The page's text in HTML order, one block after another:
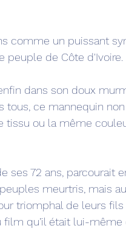
comme un puissant
de Côte d'Ivoire.
dans son doux
tous, ce mannequin
tissu ou la même
ses 72 ans,
meurtris, mais
triomphal de leurs
film qu’il était lui-